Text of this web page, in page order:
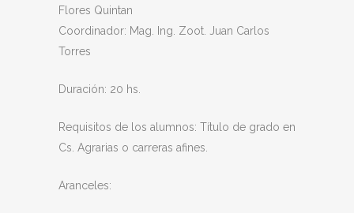
Flores Quintan
Coordinador: Mag. Ing. Zoot. Juan Carlos
Torres
Duración: 20 hs.
Requisitos de los alumnos: Título de grado en
Cs. Agrarias o carreras afines.
Aranceles: